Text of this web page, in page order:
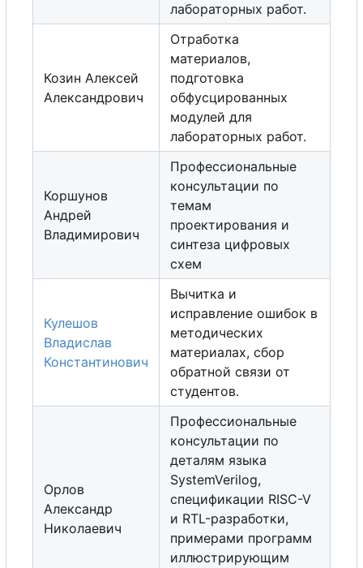
лабораторных работ.
Козин Алексей
Александрович
Отработка
материалов,
подготовка
обфусцированных
модулей для
лабораторных работ.
Коршунов
Андрей
Владимирович
Профессиональные
консультации по
темам
проектирования и
синтеза цифровых
схем
Кулешов
Владислав
Константинович
Вычитка и
исправление ошибок в
методических
материалах, сбор
обратной связи от
студентов.
Орлов
Александр
Николаевич
Профессиональные
консультации по
деталям языка
SystemVerilog,
спецификации RISC-V
и RTL-разработки,
примерами программ
иллюстрирующим